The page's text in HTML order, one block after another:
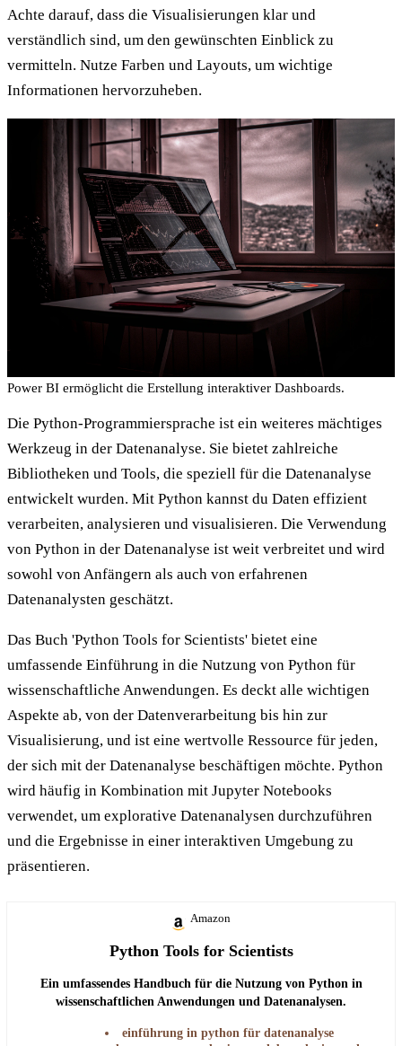
Achte darauf, dass die Visualisierungen klar und
verständlich sind, um den gewünschten Einblick zu
vermitteln. Nutze Farben und Layouts, um wichtige
Informationen hervorzuheben.
Power BI ermöglicht die Erstellung interaktiver Dashboards.
Die Python-Programmiersprache ist ein weiteres mächtiges
Werkzeug in der Datenanalyse. Sie bietet zahlreiche
Bibliotheken und Tools, die speziell für die Datenanalyse
entwickelt wurden. Mit Python kannst du Daten effizient
verarbeiten, analysieren und visualisieren. Die Verwendung
von Python in der Datenanalyse ist weit verbreitet und wird
sowohl von Anfängern als auch von erfahrenen
Datenanalysten geschätzt.
Das Buch 'Python Tools for Scientists' bietet eine
umfassende Einführung in die Nutzung von Python für
wissenschaftliche Anwendungen. Es deckt alle wichtigen
Aspekte ab, von der Datenverarbeitung bis hin zur
Visualisierung, und ist eine wertvolle Ressource für jeden,
der sich mit der Datenanalyse beschäftigen möchte. Python
wird häufig in Kombination mit Jupyter Notebooks
verwendet, um explorative Datenanalysen durchzuführen
und die Ergebnisse in einer interaktiven Umgebung zu
präsentieren.
Amazon
Python Tools for Scientists
Ein umfassendes Handbuch für die Nutzung von Python in
wissenschaftlichen Anwendungen und Datenanalysen.
einführung in python für datenanalyse